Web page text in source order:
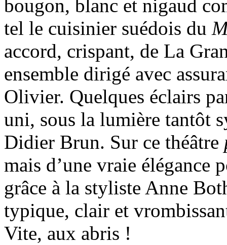
bougon, blanc et nigaud
tel le cuisinier suédois du
accord, crispant, de La
ensemble dirigé avec
Olivier. Quelques éclairs
uni, sous la lumière tantôt
Didier Brun. Sur ce théâtre
mais d’une vraie élégance
grâce à la styliste Anne
typique, clair et
Vite, aux abris !